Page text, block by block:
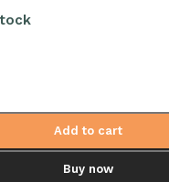
Add to cart
Buy now